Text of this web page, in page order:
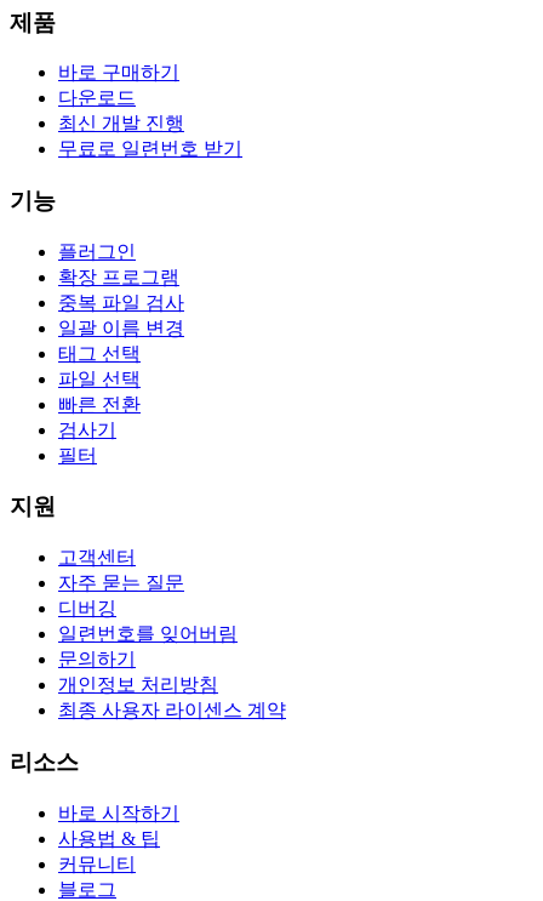
제품
바로 구매하기
다운로드
최신 개발 진행
무료로 일련번호 받기
기능
플러그인
확장 프로그램
중복 파일 검사
일괄 이름 변경
태그 선택
파일 선택
빠른 전환
검사기
필터
지원
고객센터
자주 묻는 질문
디버깅
일련번호를 잊어버림
문의하기
개인정보 처리방침
최종 사용자 라이센스 계약
리소스
바로 시작하기
사용법 & 팁
커뮤니티
블로그